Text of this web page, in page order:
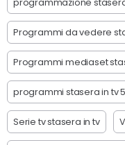
programmazione
Programmi da vedere
Programmi mediaset
programmi stasera in tv
Serie tv stasera in tv